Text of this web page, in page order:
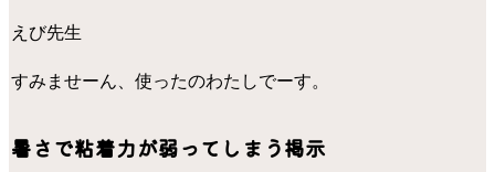
えび先生
すみませーん、使ったのわたしでーす。
暑さで粘着力が弱ってしまう掲示